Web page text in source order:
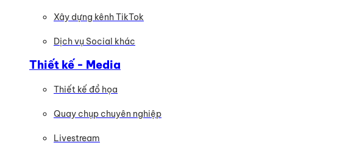
Xây dựng kênh TikTok
Dịch vụ Social khác
Thiết kế - Media
Thiết kế đồ họa
Quay chụp chuyên nghiệp
Livestream